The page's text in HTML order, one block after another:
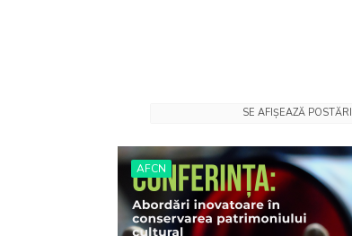
SE AFIȘEAZĂ
AFCN